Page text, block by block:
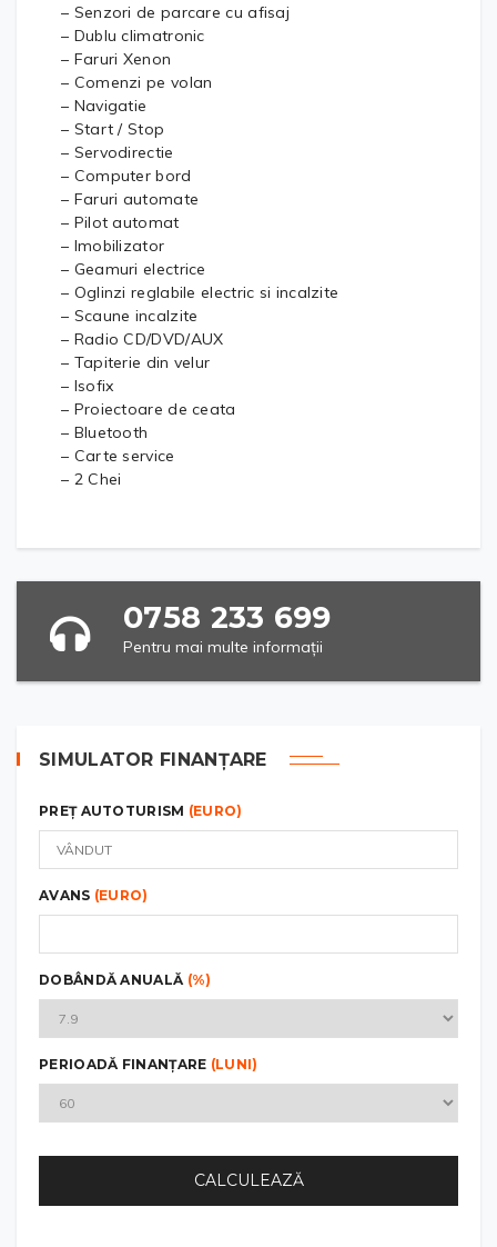
– Senzori de parcare cu afisaj
– Dublu climatronic
– Faruri Xenon
– Comenzi pe volan
– Navigatie
– Start / Stop
– Servodirectie
– Computer bord
– Faruri automate
– Pilot automat
– Imobilizator
– Geamuri electrice
– Oglinzi reglabile electric si incalzite
– Scaune incalzite
– Radio CD/DVD/AUX
– Tapiterie din velur
– Isofix
– Proiectoare de ceata
– Bluetooth
– Carte service
– 2 Chei
0758 233 699
Pentru mai multe informații
SIMULATOR FINANȚARE
PREȚ AUTOTURISM (EURO)
AVANS (EURO)
DOBÂNDĂ ANUALĂ (%)
PERIOADĂ FINANȚARE (LUNI)
CALCULEAZĂ